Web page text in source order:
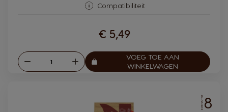
Compatibiliteit
€ 5,49
Verlagen Verhogen
VOEG TOE AAN
WINKELWAGEN
INTENSITEIT8